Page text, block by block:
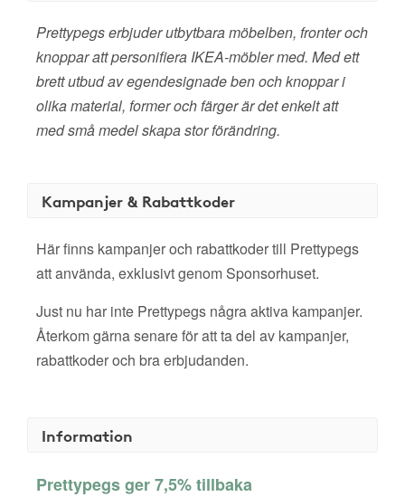
Prettypegs erbjuder utbytbara möbelben, fronter och
knoppar att personifiera IKEA-möbler med. Med ett
brett utbud av egendesignade ben och knoppar i
olika material, former och färger är det enkelt att
med små medel skapa stor förändring.
Kampanjer & Rabattkoder
Här finns kampanjer och rabattkoder till Prettypegs
att använda, exklusivt genom Sponsorhuset.
Just nu har inte Prettypegs några aktiva kampanjer.
Återkom gärna senare för att ta del av kampanjer,
rabattkoder och bra erbjudanden.
Information
Prettypegs ger 7,5% tillbaka